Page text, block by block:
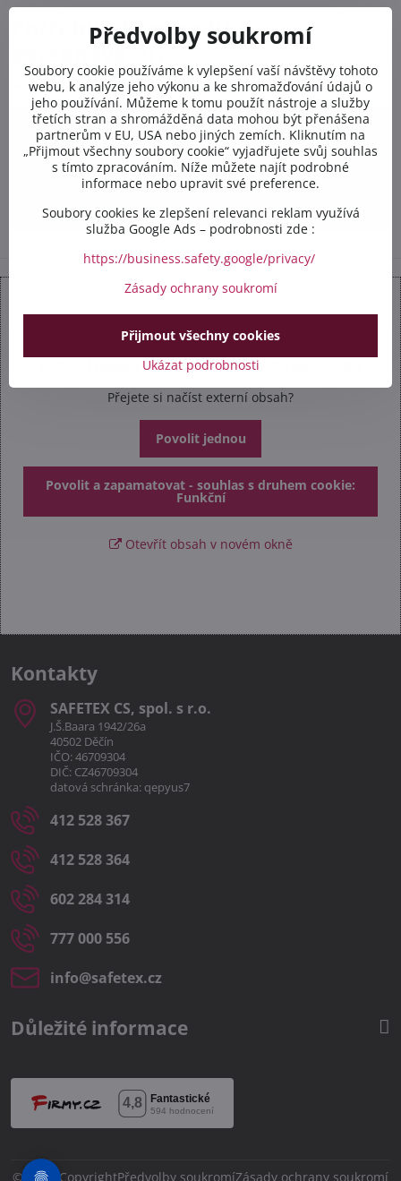
Potřebujete poradit s
objednávkou?
Kontaktujte nás PO-PÁ 8:00 - 16:00:
+420 412 528 367
+420 602 284 314
info​@safetex​.cz
Externí obsah je blokován Volbami soukromí
Přejete si načíst externí obsah?
Povolit jednou
Povolit a zapamatovat - souhlas s druhem cookie:
Funkční
Otevřít obsah v novém okně
Kontakty
SAFETEX CS, spol​. s r​.o​.
J.Š.Baara 1942/26a
40502 Děčín
IČO: 46709304
DIČ: CZ46709304
datová schránka: qepyus7
412 528 367
412 528 364
602 284 314
777 000 556
info​@safetex​.cz
Důležité informace
© 2026 CopyrightPředvolby soukromíZásady ochrany soukromí
Předvolby soukromí
Soubory cookie používáme k vylepšení vaší návštěvy tohoto
webu, k analýze jeho výkonu a ke shromažďování údajů o
jeho používání. Můžeme k tomu použít nástroje a služby
třetích stran a shromážděná data mohou být přenášena
partnerům v EU, USA nebo jiných zemích. Kliknutím na
„Přijmout všechny soubory cookie“ vyjadřujete svůj souhlas
s tímto zpracováním. Níže můžete najít podrobné
informace nebo upravit své preference.
Soubory cookies ke zlepšení relevanci reklam využívá
služba Google Ads – podrobnosti zde :
https://business.safety.google/privacy/
Zásady ochrany soukromí
Ukázat podrobnosti
Přijmout všechny cookies